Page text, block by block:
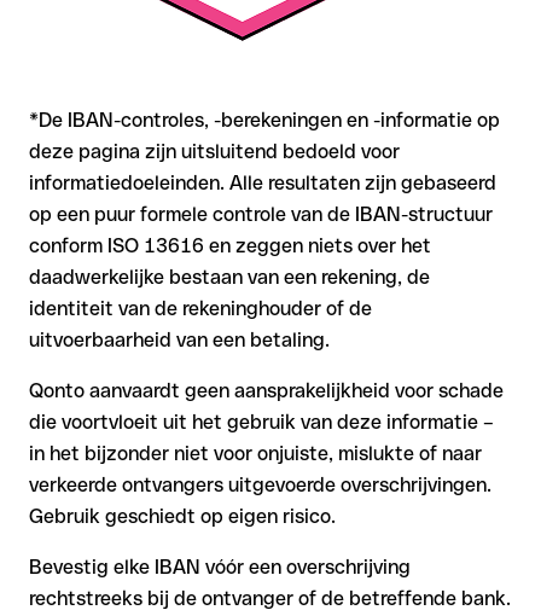
*De IBAN-controles, -berekeningen en -informatie op
deze pagina zijn uitsluitend bedoeld voor
informatiedoeleinden. Alle resultaten zijn gebaseerd
op een puur formele controle van de IBAN-structuur
conform ISO 13616 en zeggen niets over het
daadwerkelijke bestaan van een rekening, de
identiteit van de rekeninghouder of de
uitvoerbaarheid van een betaling.
Qonto aanvaardt geen aansprakelijkheid voor schade
die voortvloeit uit het gebruik van deze informatie –
in het bijzonder niet voor onjuiste, mislukte of naar
verkeerde ontvangers uitgevoerde overschrijvingen.
Gebruik geschiedt op eigen risico.
Bevestig elke IBAN vóór een overschrijving
rechtstreeks bij de ontvanger of de betreffende bank.